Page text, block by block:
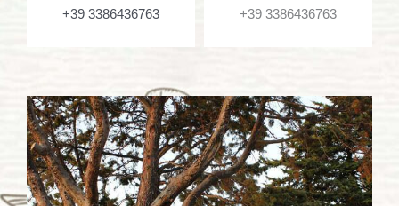
+39 3386436763 +39 3386436763